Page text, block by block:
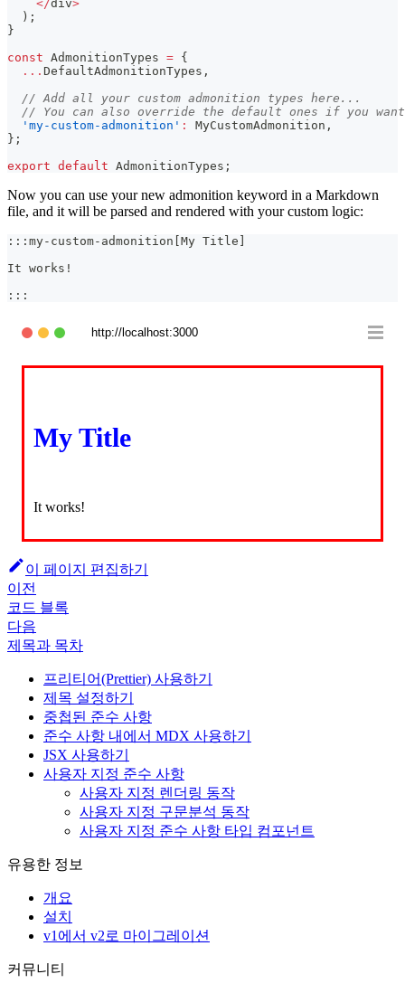
</div>
) ;
}
const AdmonitionTypes = {
... DefaultAdmonitionTypes ,
// Add all your custom admonition types here...
// You can also override the default ones if you want
'my-custom-admonition' : MyCustomAdmonition ,
} ;
export default AdmonitionTypes ;
Now you can use your new admonition keyword in a Markdown
file, and it will be parsed and rendered with your custom logic:
:::my-custom-admonition[My Title]
It works!
:::
http://localhost:3000
My Title
It works!
이 페이지 편집하기
이전
코드 블록
다음
제목과 목차
프리티어(Prettier) 사용하기
제목 설정하기
중첩된 준수 사항
준수 사항 내에서 MDX 사용하기
JSX 사용하기
사용자 지정 준수 사항
사용자 지정 렌더링 동작
사용자 지정 구문분석 동작
사용자 지정 준수 사항 타입 컴포넌트
유용한 정보
개요
설치
v1에서 v2로 마이그레이션
커뮤니티